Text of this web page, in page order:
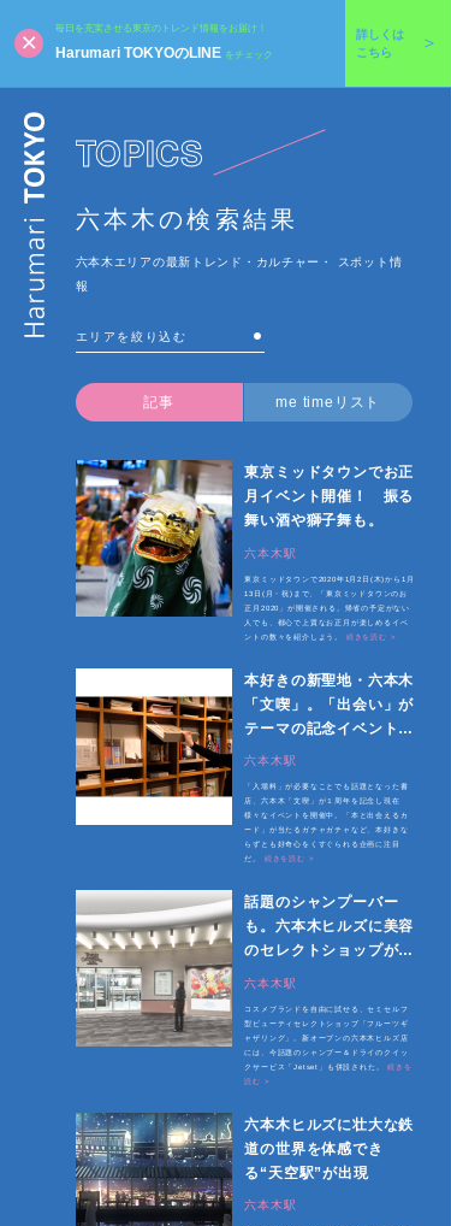
毎日を充実させる東京のトレンド情報をお届け！
Harumari TOKYOのLINE をチェック
詳しくは
こちら
TOPICS
六本木の検索結果
六本木エリアの最新トレンド・カルチャー・ スポット情
報
記事 me timeリスト
東京ミッドタウンでお正
月イベント開催！ 振る
舞い酒や獅子舞も。
六本木駅
東京ミッドタウンで2020年1月2日(木)から1月
13日(月・祝)まで、「東京ミッドタウンのお
正月2020」が開催される。帰省の予定がない
人でも、都心で上質なお正月が楽しめるイベ
ントの数々を紹介しよう。 続きを読む >
本好きの新聖地・六本木
「文喫」。「出会い」が
テーマの記念イベントを
開催中
六本木駅
「入場料」が必要なことでも話題となった書
店、六本木「文喫」が１周年を記念し現在
様々なイベントを開催中。「本と出会えるカ
ード」が当たるガチャガチャなど、本好きな
らずとも好奇心をくすぐられる企画に注目
だ。 続きを読む >
話題のシャンプーバー
も。六本木ヒルズに美容
のセレクトショップが誕
生
六本木駅
コスメブランドを自由に試せる、セミセルフ
型ビューティセレクトショップ「フルーツギ
ャザリング」。新オープンの六本木ヒルズ店
には、今話題のシャンプー＆ドライのクイッ
クサービス「Jetset」も併設された。続きを
読む >
六本木ヒルズに壮大な鉄
道の世界を体感でき
る“天空駅”が出現
六本木駅